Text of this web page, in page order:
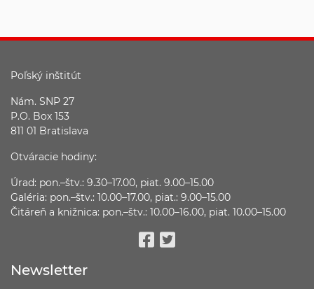
Poľský inštitút
Nám. SNP 27
P.O. Box 153
811 01 Bratislava
Otváracie hodiny:
Úrad: pon.–štv.: 9.30–17.00, piat. 9.00–15.00
Galéria: pon.–štv.: 10.00–17.00, piat.: 9.00–15.00
Čitáreň a knižnica: pon.–štv.: 10.00–16.00, piat. 10.00–15.00
Newsletter